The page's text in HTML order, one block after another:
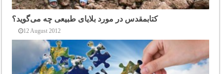
کتابمقدس در مورد بلایای طبیعی چه می‌گوید؟
12 August 2012